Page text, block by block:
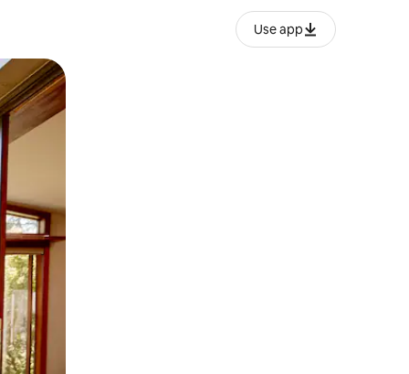
Use app
desliza el dedo.